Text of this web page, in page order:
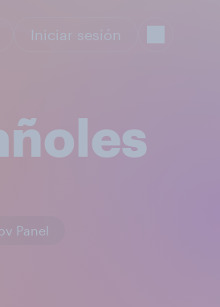
Iniciar sesión
Panel